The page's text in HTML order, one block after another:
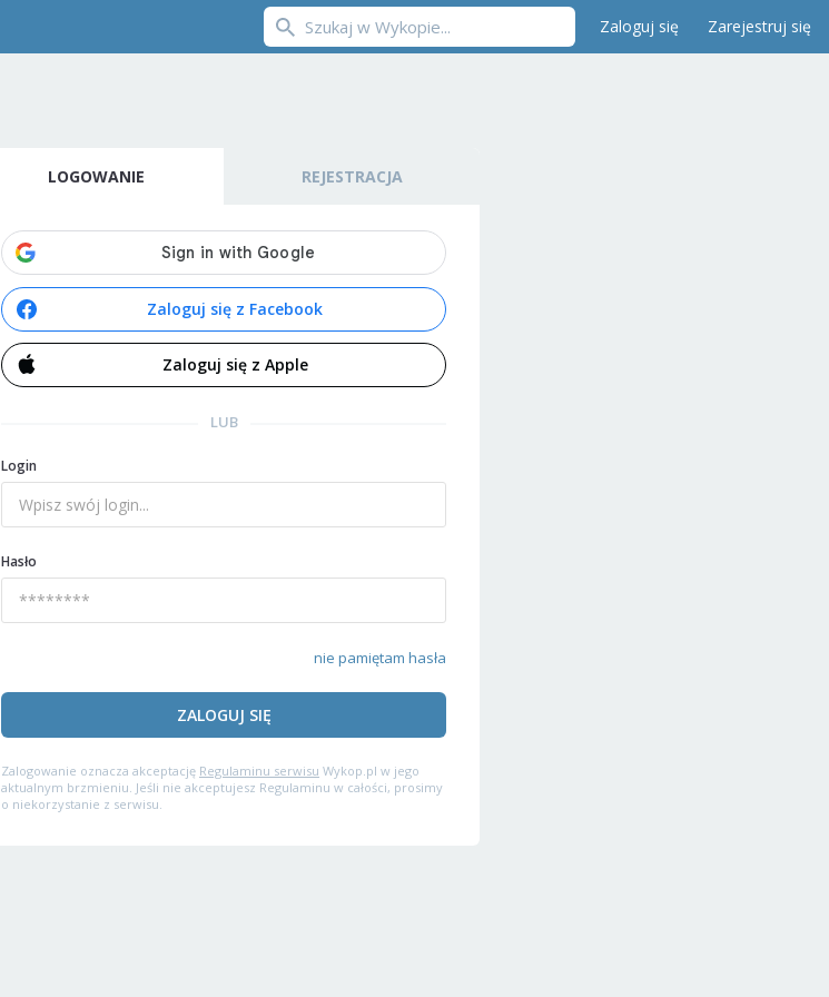
Zaloguj się Zarejestruj się
LOGOWANIE REJESTRACJA
Zaloguj się z Facebook
Zaloguj się z Apple
LUB
Login
Hasło
nie pamiętam hasła
ZALOGUJ SIĘ
Zalogowanie oznacza akceptację Regulaminu serwisu Wykop.pl w jego
aktualnym brzmieniu. Jeśli nie akceptujesz Regulaminu w całości, prosimy
o niekorzystanie z serwisu.